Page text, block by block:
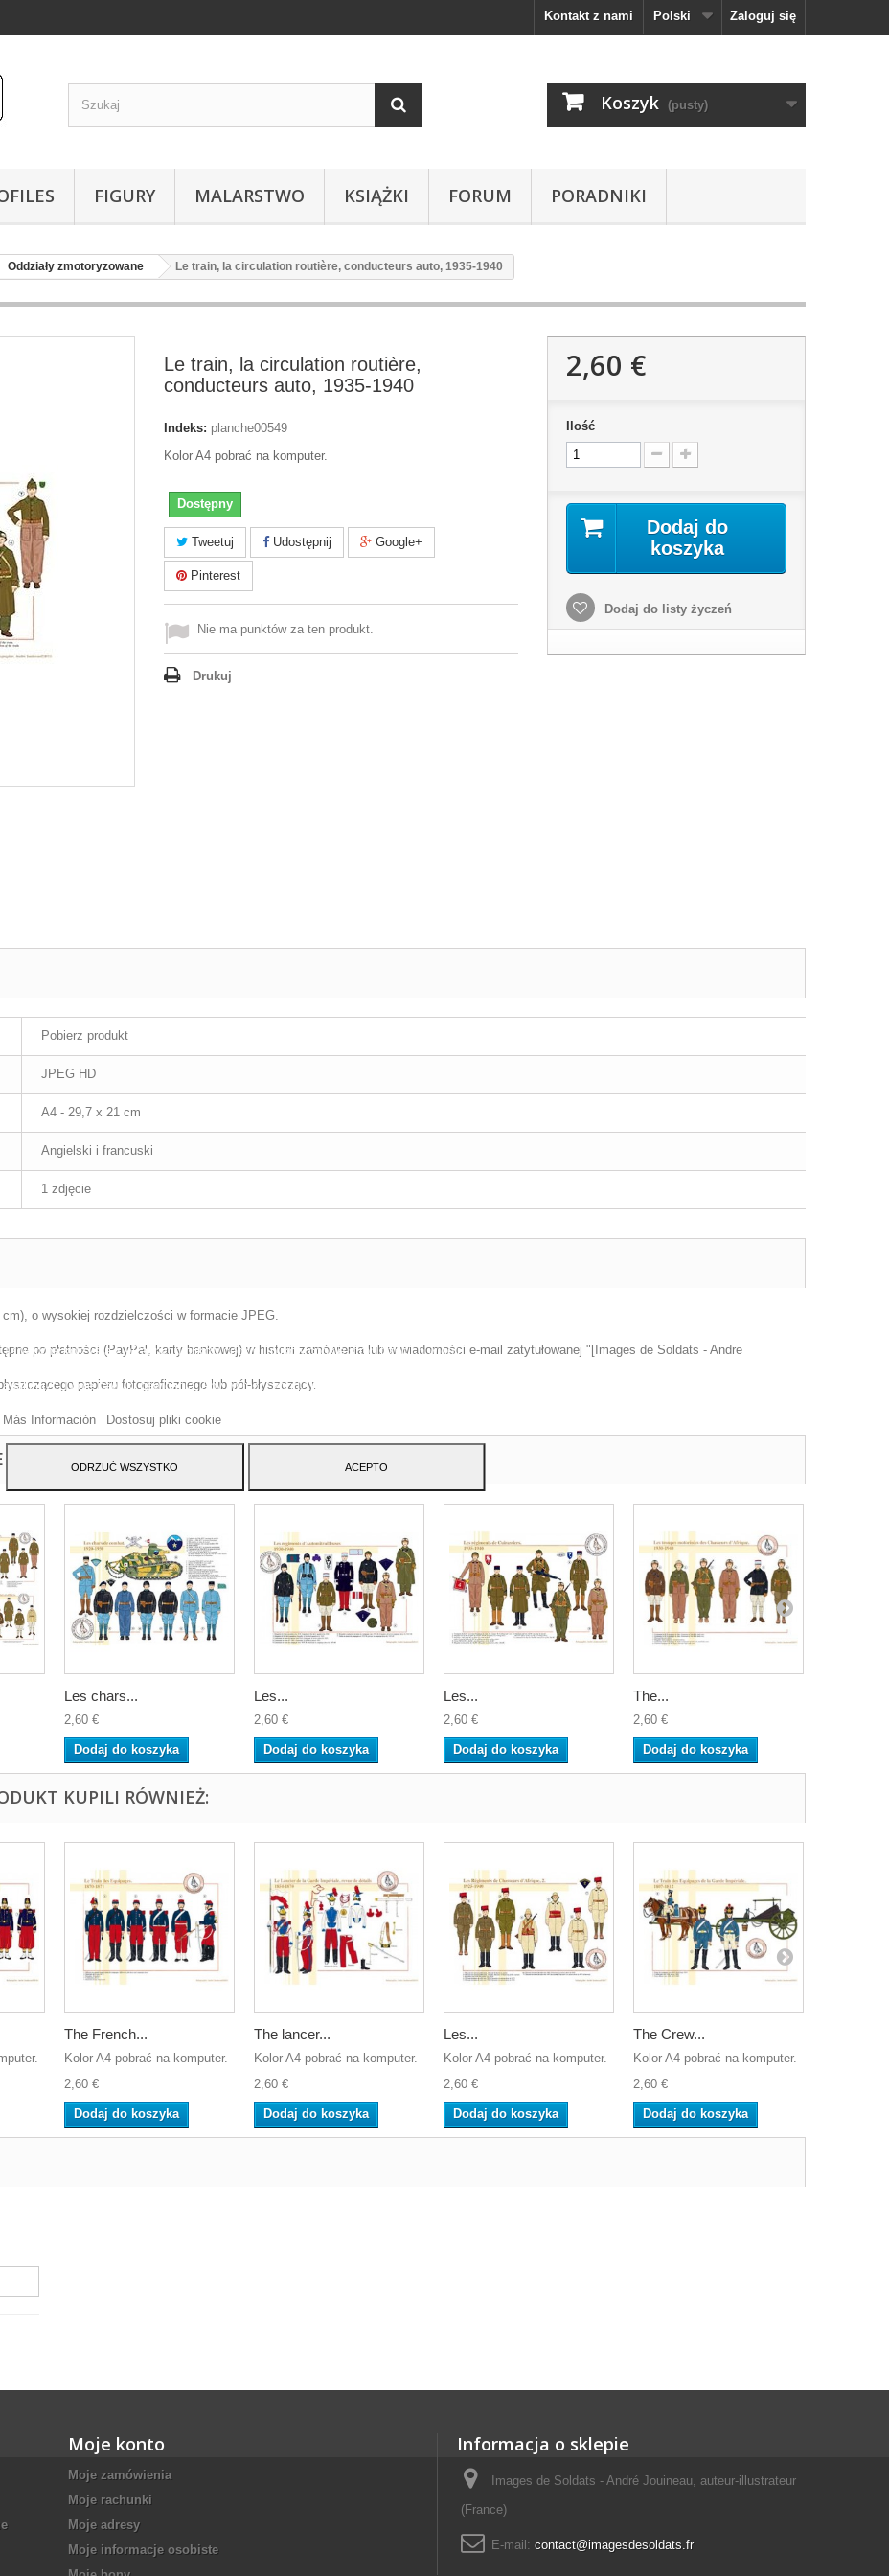
Zaloguj się
Polski
Kontakt z nami
Koszyk (pusty)
FIGURY MALARSTWO KSIĄŻKI FORUM PORADNIKI
Oddziały zmotoryzowane Le train, la circulation routière, conducteurs auto, 1935-1940
Le train, la circulation routière,
conducteurs auto, 1935-1940
Indeks: planche00549
Kolor A4 pobrać na komputer.
Dostępny
Tweetuj Udostępnij Google+
Pinterest
Nie ma punktów za ten produkt.
Drukuj
2,60 €
Ilość
Dodaj do
koszyka
Dodaj do listy życzeń
Pobierz produkt
JPEG HD
A4 - 29,7 x 21 cm
Angielski i francuski
1 zdjęcie
o wysokiej rozdzielczości w formacie JPEG.
po płatności (PayPal, karty bankowej) w historii zamówienia lub w wiadomości e-mail zatytułowanej "[Images de Soldats - Andre
papieru fotograficznego lub pół-błyszczący.
Les chars...
2,60 €
Dodaj do koszyka
Les...
2,60 €
Dodaj do koszyka
Les...
2,60 €
Dodaj do koszyka
The...
2,60 €
Dodaj do koszyka
KUPILI RÓWNIEŻ:
The French...
Kolor A4 pobrać na komputer.
2,60 €
Dodaj do koszyka
The lancer...
Kolor A4 pobrać na komputer.
2,60 €
Dodaj do koszyka
Les...
Kolor A4 pobrać na komputer.
2,60 €
Dodaj do koszyka
The Crew...
Kolor A4 pobrać na komputer.
2,60 €
Dodaj do koszyka
Moje konto
Moje zamówienia
Moje rachunki
Moje adresy
Moje informacje osobiste
Informacja o sklepie
Images de Soldats - André Jouineau, auteur-illustrateur
(France)
E-mail: contact@imagesdesoldats.fr
Ta witryna korzysta z w?asnych plików cookie i plików cookie stron trzecich w celu
analizuj?c Twoje nawyki nawigacja. Aby wyrazi? zgod? na jego u?ycie, naci?nij
Más Información
Dostosuj pliki cookie
ODRZUĆ WSZYSTKO ACEPTO